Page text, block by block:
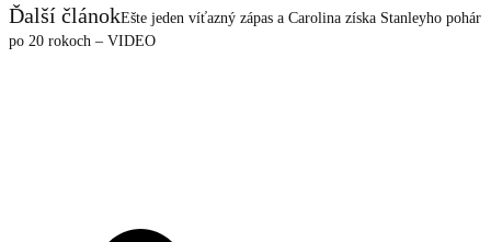
Ďalší článokEšte jeden víťazný zápas a Carolina získa Stanleyho pohár
po 20 rokoch – VIDEO